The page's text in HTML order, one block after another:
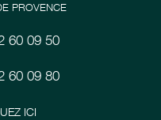
PROVENCE
60 09 50
60 09 80
ICI